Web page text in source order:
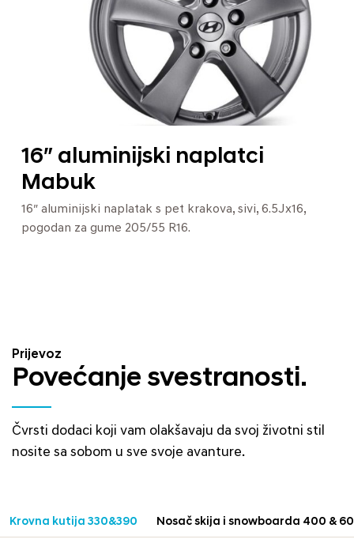
16″ aluminijski naplatci
Mabuk
16″ aluminijski naplatak s pet krakova, sivi, 6.5Jx16,
pogodan za gume 205/55 R16.
Prijevoz
Povećanje svestranosti.
Čvrsti dodaci koji vam olakšavaju da svoj životni stil
nosite sa sobom u sve svoje avanture.
Krovna kutija 330&390 Nosač skija i snowboarda 400 &